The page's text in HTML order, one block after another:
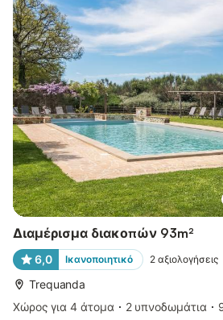
Διαμέρισμα διακοπών 93m²
6,0 Ικανοποιητικό 2 αξιολογήσεις
Trequanda
Χώρος για 4 άτομα
2 υπνοδωμάτια